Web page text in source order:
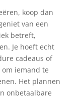
koop dan
van een
betreft,
Je hoeft echt
cadeaus of
iemand te
Het plannen
onbetaalbare